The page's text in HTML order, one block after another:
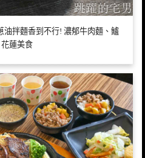
油拌麵香到不行! 濃郁牛肉麵、鱸
蓮美食